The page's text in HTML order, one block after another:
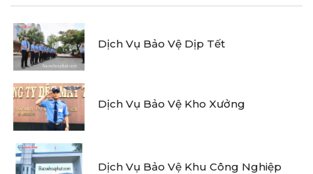
Dịch Vụ Bảo Vệ Dịp Tết
Dịch Vụ Bảo Vệ Kho Xưởng
Dịch Vụ Bảo Vệ Khu Công Nghiệp